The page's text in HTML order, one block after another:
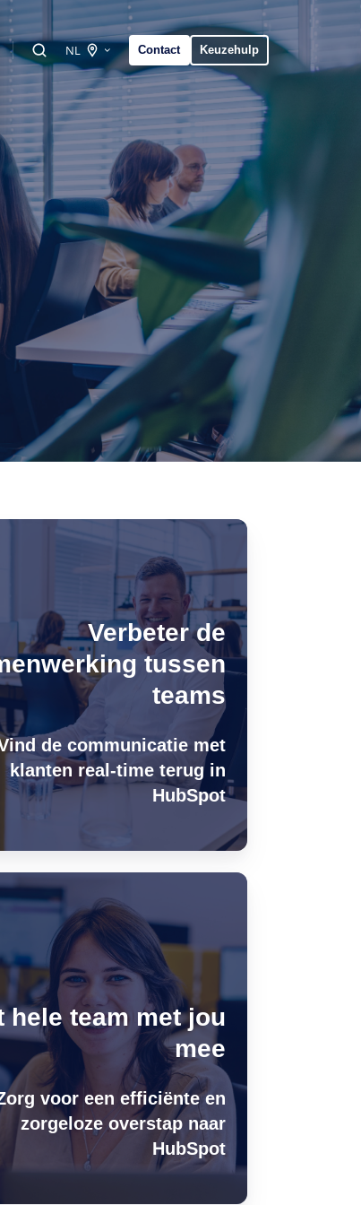
NL Contact Keuzehulp
Verbeter de
tussen
teams
de communicatie met
klanten real-time terug in
HubSpot
hele team met jou
mee
voor een efficiënte en
zorgeloze overstap naar
HubSpot